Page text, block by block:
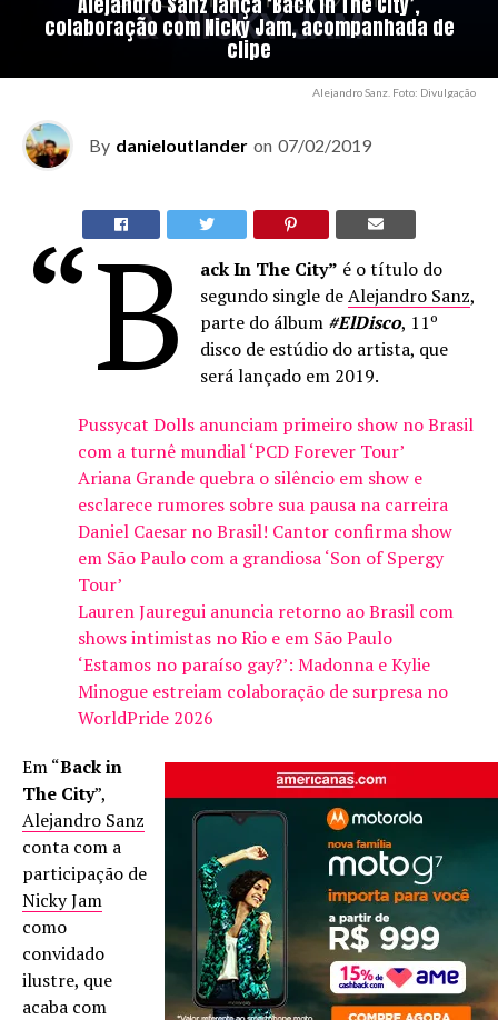
colaboração com Nicky Jam, acompanhada de
clipe
Alejandro Sanz. Foto: Divulgação
By danieloutlander on 07/02/2019
“B ack In The City” é o título do
segundo single deAlejandro Sanz,
parte do álbum #ElDisco, 11º
disco de estúdio do artista, que
será lançado em 2019.
Pussycat Dolls anunciam primeiro show no Brasil
com a turnê mundial ‘PCD Forever Tour’
Ariana Grande quebra o silêncio em show e
esclarece rumores sobre sua pausa na carreira
Daniel Caesar no Brasil! Cantor confirma show
em São Paulo com a grandiosa ‘Son of Spergy
Tour’
Lauren Jauregui anuncia retorno ao Brasil com
shows intimistas no Rio e em São Paulo
‘Estamos no paraíso gay?’: Madonna e Kylie
Minogue estreiam colaboração de surpresa no
WorldPride 2026
Em “Back in
The City”,
Alejandro Sanz
conta com a
participação de
Nicky Jam
como
convidado
ilustre, que
acaba com